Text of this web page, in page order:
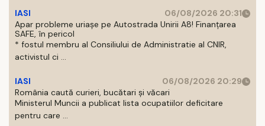
IASI
06/08/2026 20:31
Apar probleme uriașe pe Autostrada Unirii A8! Finanțarea
SAFE, în pericol
* fostul membru al Consiliului de Administratie al CNIR,
activistul ci ...
IASI
06/08/2026 20:29
România caută curieri, bucătari și văcari
Ministerul Muncii a publicat lista ocupatiilor deficitare
pentru care ...